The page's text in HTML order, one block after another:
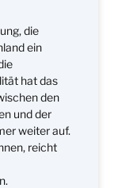
die
ein
hat das
den
und der
weiter auf.
reicht